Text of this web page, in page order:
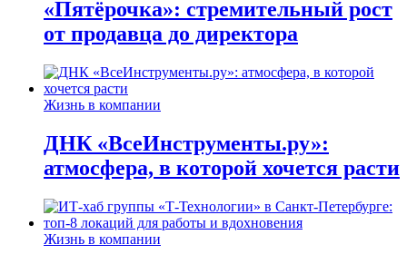
«Пятёрочка»: стремительный рост
от продавца до директора
Жизнь в компании
ДНК «ВсеИнструменты.ру»:
атмосфера, в которой хочется расти
Жизнь в компании